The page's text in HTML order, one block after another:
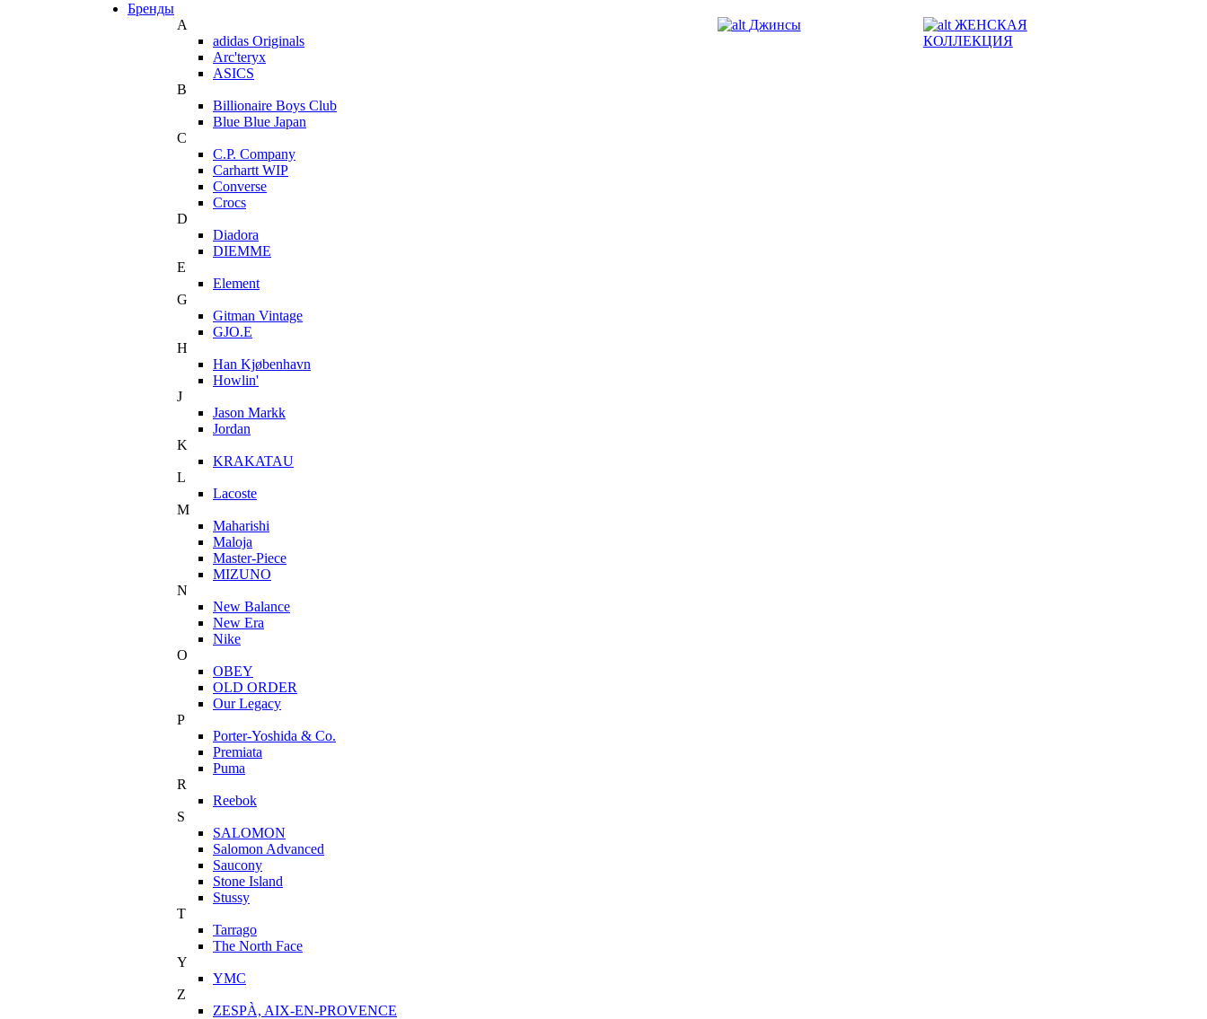
Бренды
A
adidas Originals
Arc'teryx
ASICS
B
Billionaire Boys Club
Blue Blue Japan
C
C.P. Company
Carhartt WIP
Converse
Crocs
D
Diadora
DIEMME
E
Element
G
Gitman Vintage
GJO.E
H
Han Kjøbenhavn
Howlin'
J
Jason Markk
Jordan
K
KRAKATAU
L
Lacoste
M
Maharishi
Maloja
Master-Piece
MIZUNO
N
New Balance
New Era
Nike
O
OBEY
OLD ORDER
Our Legacy
P
Porter-Yoshida & Co.
Premiata
Puma
R
Reebok
S
SALOMON
Salomon Advanced
Saucony
Stone Island
Stussy
T
Tarrago
The North Face
Y
YMC
Z
ZESPÀ, AIX-EN-PROVENCE
Джинсы
ЖЕНСКАЯ
КОЛЛЕКЦИЯ